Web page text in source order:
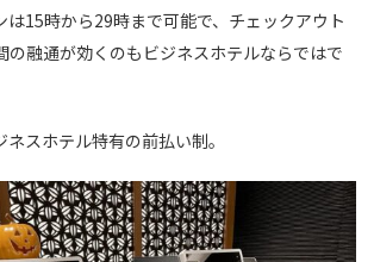
は15時から29時まで可能で、チェックアウト
の融通が効くのもビジネスホテルならではで
スホテル特有の前払い制。